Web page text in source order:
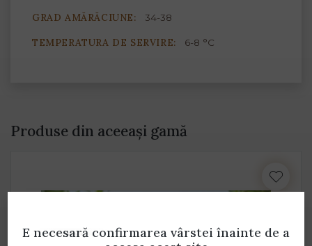
GRAD AMĂRĂCIUNE: 34-38
TEMPERATURA DE SERVIRE: 6-8 °C
Produse din aceeași gamă
E necesară confirmarea vârstei înainte de a